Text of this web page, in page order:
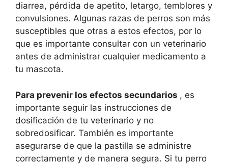
diarrea, pérdida de apetito, letargo, temblores y
convulsiones. Algunas razas de perros son más
susceptibles que otras a estos efectos, por lo
que es importante consultar con un veterinario
antes de administrar cualquier medicamento a
tu mascota.
Para prevenir los efectos secundarios , es
importante seguir las instrucciones de
dosificación de tu veterinario y no
sobredosificar. También es importante
asegurarse de que la pastilla se administre
correctamente y de manera segura. Si tu perro